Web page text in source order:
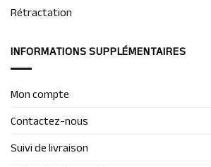
Rétractation
INFORMATIONS SUPPLÉMENTAIRES
Mon compte
Contactez-nous
Suivi de livraison